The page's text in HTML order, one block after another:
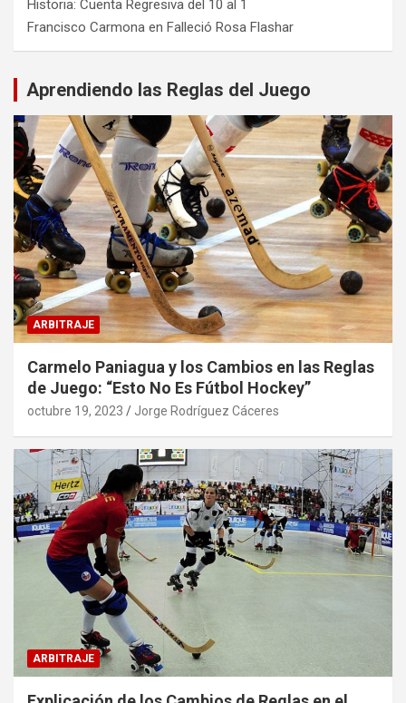
Historia: Cuenta Regresiva del 10 al 1
Francisco Carmona en Falleció Rosa Flashar
Aprendiendo las Reglas del Juego
ARBITRAJE
Carmelo Paniagua y los Cambios en las Reglas
de Juego: “Esto No Es Fútbol Hockey”
octubre 19, 2023 Jorge Rodríguez Cáceres
ARBITRAJE